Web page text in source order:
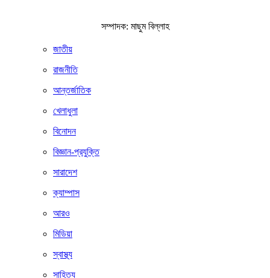
সম্পাদক: মাছুম বিল্লাহ
জাতীয়
রাজনীতি
আন্তর্জাতিক
খেলাধুলা
বিনোদন
বিজ্ঞান-প্রযুক্তি
সারাদেশ
ক্যাম্পাস
আরও
মিডিয়া
স্বাস্থ্য
সাহিত্য